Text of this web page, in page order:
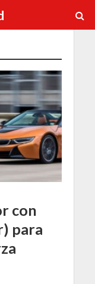
con
para